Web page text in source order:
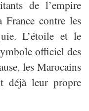
de l’empire
contre les
L’étoile et le
officiel des
les Marocains
déjà leur propre